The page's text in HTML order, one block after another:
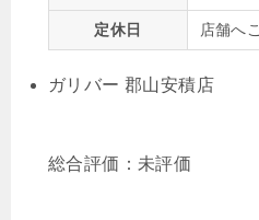
定休日 店舗へ
ガリバー 郡山安積店
総合評価： 未評価